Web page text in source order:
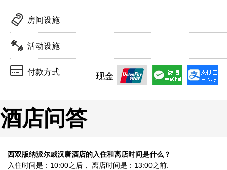
房间设施
活动设施
付款方式 现金
酒店问答
西双版纳派尔威汉唐酒店的入住和离店时间是什么？
入住时间是：10:00之后， 离店时间是：13:00之前.